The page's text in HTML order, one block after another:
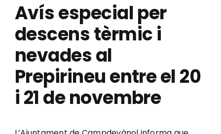
Avís especial per
descens tèrmic i
nevades al
Prepirineu entre el 20
i 21 de novembre